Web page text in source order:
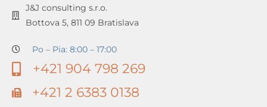
J&J consulting s.r.o.
Bottova 5, 811 09 Bratislava
Po – Pia: 8:00 – 17:00
+421 904 798 269
+421 2 6383 0138